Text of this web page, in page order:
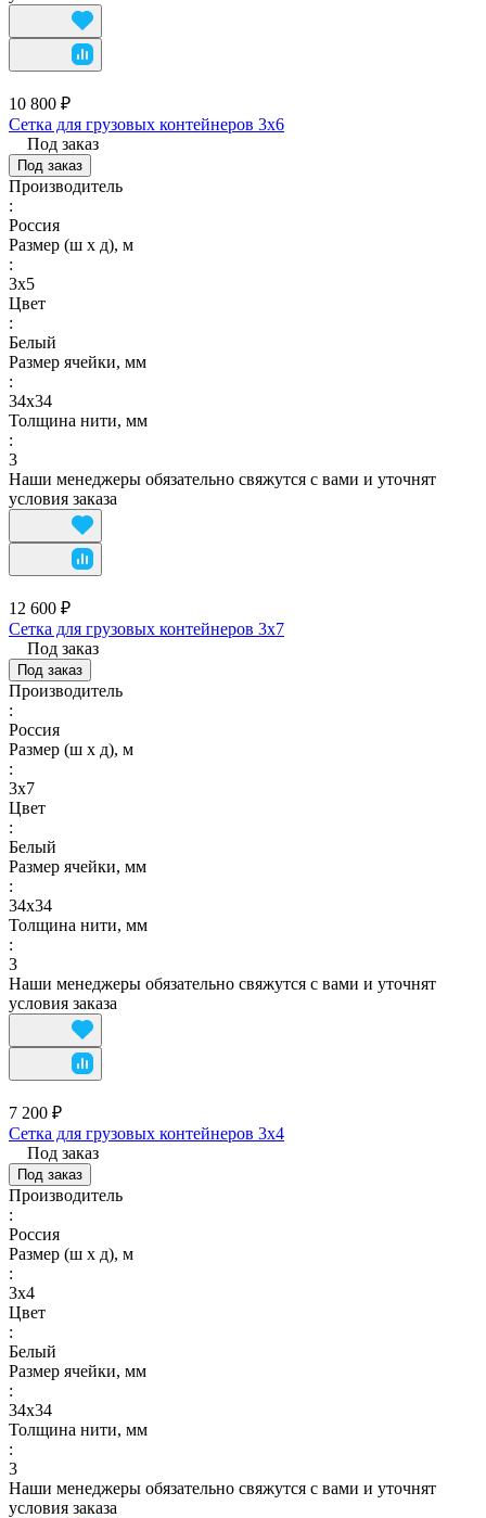
10 800 ₽
Сетка для грузовых контейнеров 3х6
Под заказ
Под заказ
Производитель
:
Россия
Размер (ш х д), м
:
3х5
Цвет
:
Белый
Размер ячейки, мм
:
34х34
Толщина нити, мм
:
3
Наши менеджеры обязательно свяжутся с вами и уточнят
условия заказа
12 600 ₽
Сетка для грузовых контейнеров 3х7
Под заказ
Под заказ
Производитель
:
Россия
Размер (ш х д), м
:
3х7
Цвет
:
Белый
Размер ячейки, мм
:
34х34
Толщина нити, мм
:
3
Наши менеджеры обязательно свяжутся с вами и уточнят
условия заказа
7 200 ₽
Сетка для грузовых контейнеров 3х4
Под заказ
Под заказ
Производитель
:
Россия
Размер (ш х д), м
:
3х4
Цвет
:
Белый
Размер ячейки, мм
:
34х34
Толщина нити, мм
:
3
Наши менеджеры обязательно свяжутся с вами и уточнят
условия заказа